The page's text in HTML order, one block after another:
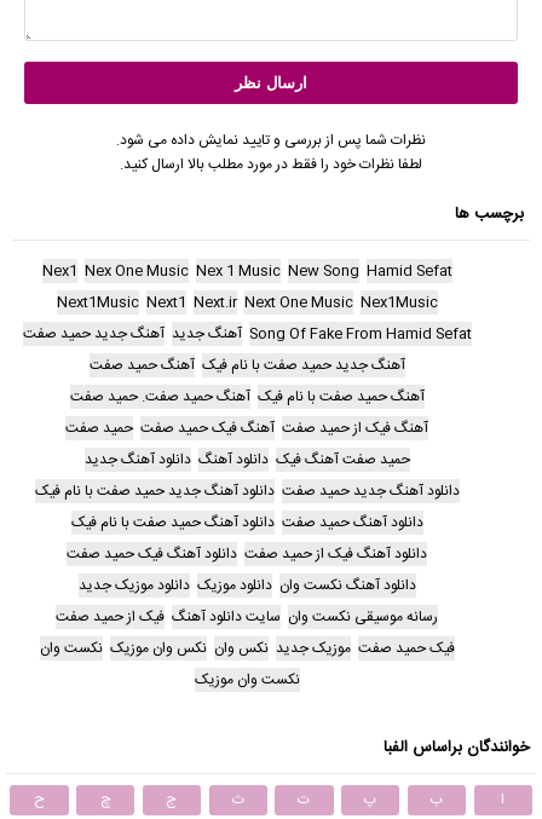
نظرات شما پس از بررسی و تایید نمایش داده می شود.
لطفا نظرات خود را فقط در مورد مطلب بالا ارسال کنید.
برچسب ها
Hamid Sefat
New Song
Nex 1 Music
Nex One Music
Nex1
Nex1Music
Next One Music
Next.ir
Next1
Next1Music
Song Of Fake From Hamid Sefat آهنگ جدید آهنگ جدید حمید صفت
آهنگ جدید حمید صفت با نام فیک آهنگ حمید صفت
آهنگ حمید صفت با نام فیک آهنگ حمید صفت. حمید صفت
آهنگ فیک از حمید صفت آهنگ فیک حمید صفت حمید صفت
حمید صفت آهنگ فیک دانلود آهنگ دانلود آهنگ جدید
دانلود آهنگ جدید حمید صفت دانلود آهنگ جدید حمید صفت با نام فیک
دانلود آهنگ حمید صفت دانلود آهنگ حمید صفت با نام فیک
دانلود آهنگ فیک از حمید صفت دانلود آهنگ فیک حمید صفت
دانلود آهنگ نکست وان دانلود موزیک دانلود موزیک جدید
رسانه موسیقی نکست وان سایت دانلود آهنگ فیک از حمید صفت
فیک حمید صفت موزیک جدید نکس وان نکس وان موزیک نکست وان
نکست وان موزیک
خوانندگان براساس الفبا
ا ب پ ت ث ج چ
ح